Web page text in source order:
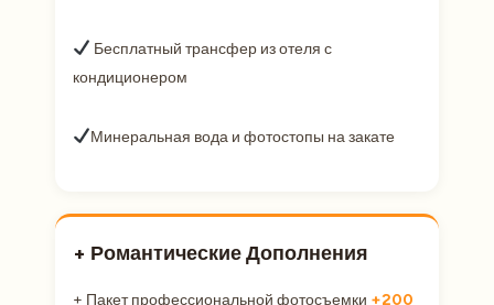
Бесплатный трансфер из отеля с
кондиционером
Минеральная вода и фотостопы на закате
+ Романтические Дополнения
+ Пакет профессиональной фотосъемки +200